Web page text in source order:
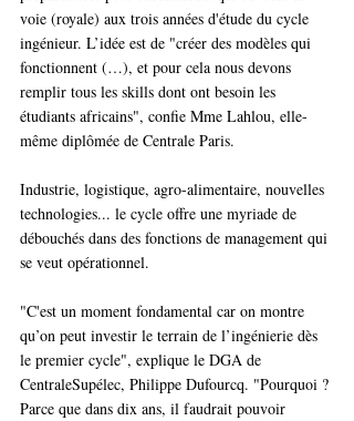
voie (royale) aux trois années d'étude du cycle
ingénieur. L’idée est de "créer des modèles qui
fonctionnent (…), et pour cela nous devons
remplir tous les skills dont ont besoin les
étudiants africains", confie Mme Lahlou, elle-
même diplômée de Centrale Paris.
Industrie, logistique, agro-alimentaire, nouvelles
technologies... le cycle offre une myriade de
débouchés dans des fonctions de management qui
se veut opérationnel.
"C'est un moment fondamental car on montre
qu’on peut investir le terrain de l’ingénierie dès
le premier cycle", explique le DGA de
CentraleSupélec, Philippe Dufourcq. "Pourquoi ?
Parce que dans dix ans, il faudrait pouvoir